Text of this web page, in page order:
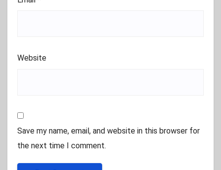
Website
Save my name, email, and website in this browser for
the next time I comment.